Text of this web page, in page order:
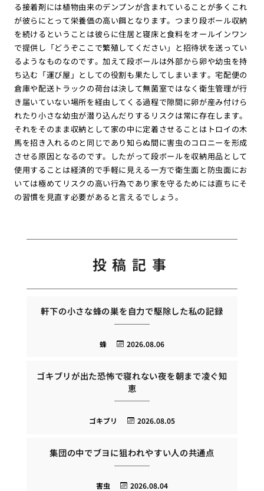
る接着剤には植物由来のデンプンが含まれていることが多くこれ
が彼らにとって栄養価の高い餌となります。つまり段ボール収納
を続けるということは彼らに住居と寝床と食料をオールインワン
で提供し「どうぞここで繁殖してください」と招待状を送ってい
るようなものなのです。加えて段ボールは外部から卵や幼虫を持
ち込む「運び屋」としての役割も果たしてしまいます。宅配便の
倉庫や配送トラックの荷台は決して無菌室ではなく衛生管理が行
き届いていない場所を経由してくる過程で隙間に卵が産み付けら
れたり小さな幼虫が潜り込んだりするリスクは常に存在します。
それをそのまま収納として家の中に定着させることはトロイの木
馬を招き入れるのと同じであり知らぬ間に害虫のコロニーを形成
させる原因となるのです。したがって段ボールを収納用品として
使用することは経済的で手軽に見える一方で衛生面と防虫面にお
いては極めてリスクの高い行為であり家を守るためには直ちにそ
の習慣を見直す必要があると言えるでしょう。
投稿記事
軒下の小さな蜂の巣を自力で駆除した私の記録
2026.08.06
蜂
ゴキブリが出た恐怖で寝れない夜を朝まで凌ぐ知
恵
2026.08.05
ゴキブリ
集団の中でブヨに狙われやすい人の共通点
2026.08.04
害虫